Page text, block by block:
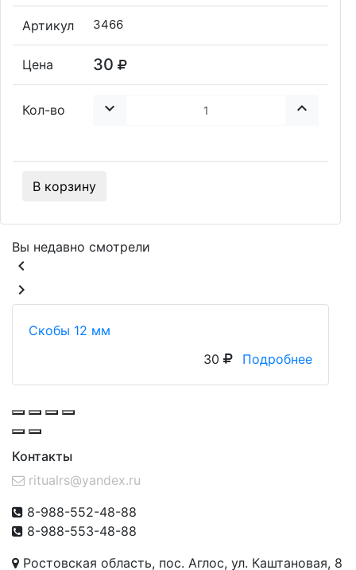
Артикул 3466
Цена 30
Кол-во keyboard_arrow_down keyboard_arrow_up
В корзину
Вы недавно смотрели
keyboard_arrow_left
keyboard_arrow_right
Скобы 12 мм
30
Подробнее
Контакты
ritualrs@yandex.ru
8-988-552-48-88
8-988-553-48-88
Ростовская область, пос. Аглос, ул. Каштановая, 8